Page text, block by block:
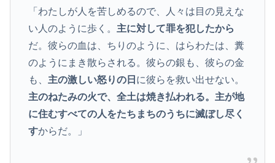
「わたしが人を苦しめるので、人々は目の見えな
い人のように歩く。 主に対して罪を犯したから
だ。彼らの血は、ちりのように、はらわたは、糞
のようにまき散らされる。彼らの銀も、彼らの金
も、 主の激しい怒りの日 に彼らを救い出せない。
主のねたみの火で、全土は焼き払われる。主が地
に住むすべての人をたちまちのうちに滅ぼし尽く
すからだ。」